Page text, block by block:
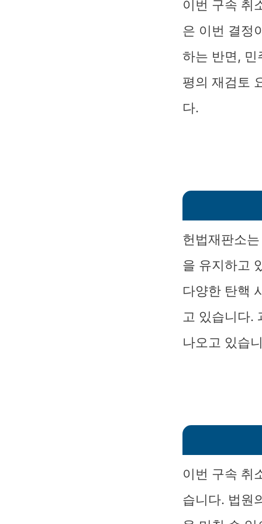
이번 구속 취
은 이번 결정
하는 반면, 민
평의 재검토
다.
헌법재판소
을 유지하고
다양한 탄핵
고 있습니다.
나오고 있습
이번 구속 취
습니다. 법원